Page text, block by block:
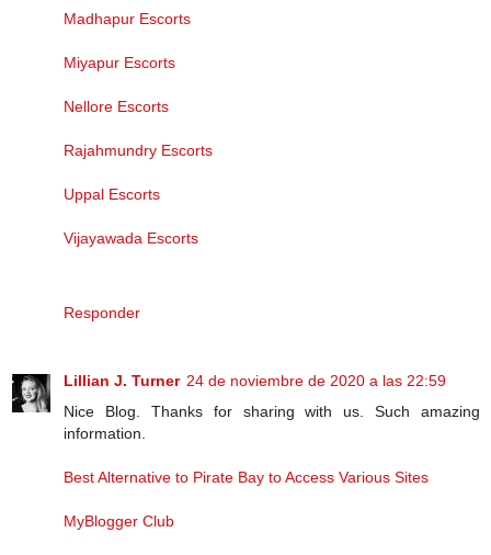
Madhapur Escorts
Miyapur Escorts
Nellore Escorts
Rajahmundry Escorts
Uppal Escorts
Vijayawada Escorts
Responder
Lillian J. Turner 24 de noviembre de 2020 a las 22:59
Nice Blog. Thanks for sharing with us. Such amazing
information.
Best Alternative to Pirate Bay to Access Various Sites
MyBlogger Club